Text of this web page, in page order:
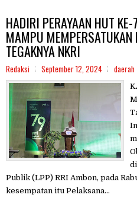
HADIRI PERAYAAN HUT
MAMPU MEMPERSATUKAN
TEGAKNYA NKRI
Redaksi September 12, 2024 daerah
Publik (LPP) RRI Ambon, pada
kesempatan itu Pelaksana...